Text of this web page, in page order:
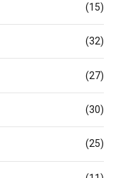
(15)
(32)
(27)
(30)
(25)